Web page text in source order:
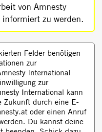
von Amnesty
zu werden.
Felder benötigen
zur
International
zur
International kann
Zukunft durch eine E-
oder einen Anruf
Du kannst deine